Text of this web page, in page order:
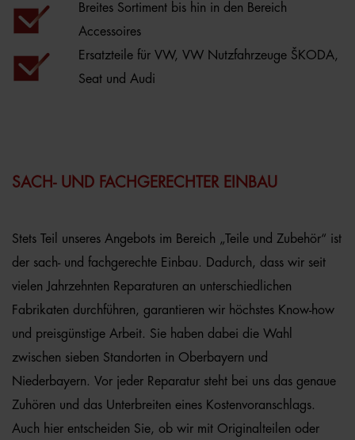
Breites Sortiment bis hin in den Bereich
Accessoires
Ersatzteile für VW, VW Nutzfahrzeuge ŠKODA,
Seat und Audi
SACH- UND FACHGERECHTER EINBAU
Stets Teil unseres Angebots im Bereich „Teile und Zubehör“ ist
der sach- und fachgerechte Einbau. Dadurch, dass wir seit
vielen Jahrzehnten Reparaturen an unterschiedlichen
Fabrikaten durchführen, garantieren wir höchstes Know-how
und preisgünstige Arbeit. Sie haben dabei die Wahl
zwischen sieben Standorten in Oberbayern und
Niederbayern. Vor jeder Reparatur steht bei uns das genaue
Zuhören und das Unterbreiten eines Kostenvoranschlags.
Auch hier entscheiden Sie, ob wir mit Originalteilen oder